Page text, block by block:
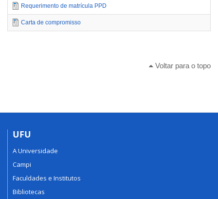
Requerimento de matrícula PPD
Carta de compromisso
Voltar para o topo
UFU
A Universidade
Campi
Faculdades e Institutos
Bibliotecas